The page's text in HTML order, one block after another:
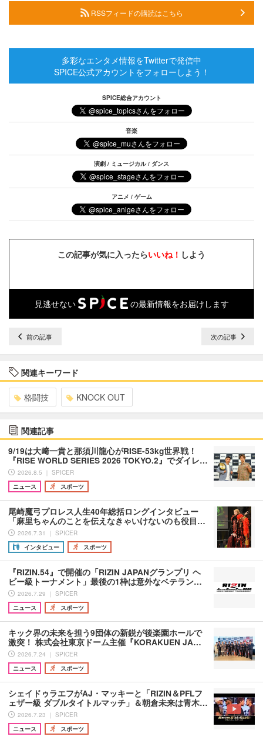
RSSフィードの購読はこちら
多彩なエンタメ情報をTwitterで発信中
SPICE公式アカウントをフォローしよう！
SPICE総合アカウント
音楽
演劇 / ミュージカル / ダンス
アニメ / ゲーム
この記事が気に入ったらいいね！ しよう
見逃せない の最新情報をお届けします
前の記事 次の記事
関連キーワード
格闘技 KNOCK OUT
関連記事
9/19は大﨑一貴と那須川龍心がRISE-53kg世界戦！
『RISE WORLD SERIES 2026 TOKYO.2』でダイレ…
2026.8.5 ｜ SPICER
ニュース
スポーツ
尾崎魔弓プロレス人生40年総括ロングインタビュー
「麻里ちゃんのことを伝えなきゃいけないのも役目…
2026.7.31 ｜ SPICER
インタビュー
スポーツ
『RIZIN.54』で開催の「RIZIN JAPANグランプリ ヘ
ビー級トーナメント」最後の1枠は意外なベテラン…
2026.7.29 ｜ SPICER
ニュース
スポーツ
キック界の未来を担う9団体の新鋭が後楽園ホールで
激突！ 株式会社東京ドーム主催『KORAKUEN JA…
2026.7.24 ｜ SPICER
ニュース
スポーツ
シェイドゥラエフがAJ・マッキーと「RIZIN＆PFLフ
ェザー級 ダブルタイトルマッチ」＆朝倉未来は青木…
2026.7.23 ｜ SPICER
ニュース
スポーツ